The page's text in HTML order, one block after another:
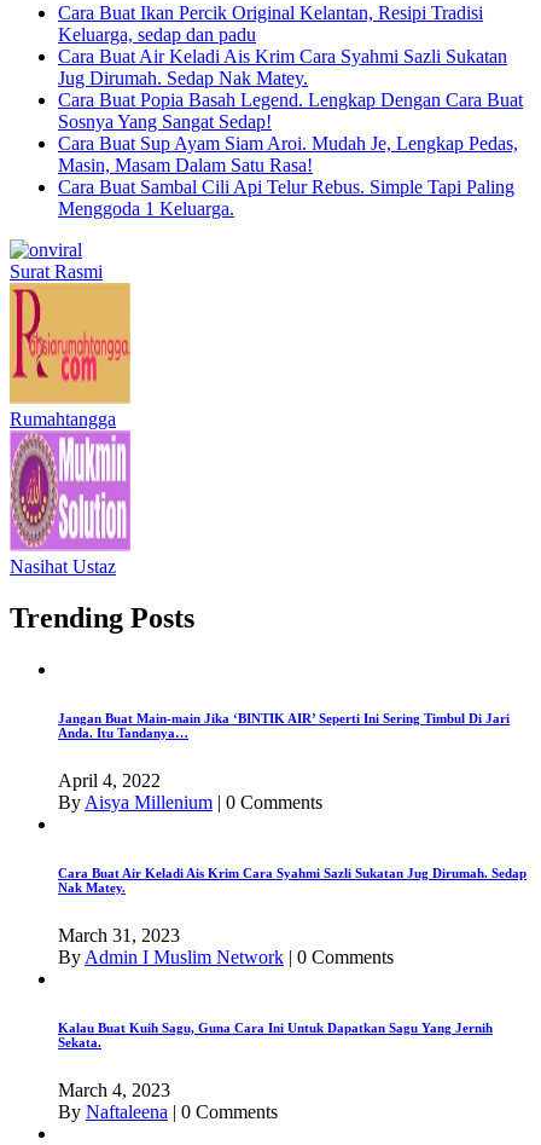
Cara Buat Ikan Percik Original Kelantan, Resipi Tradisi
Keluarga, sedap dan padu
Cara Buat Air Keladi Ais Krim Cara Syahmi Sazli Sukatan
Jug Dirumah. Sedap Nak Matey.
Cara Buat Popia Basah Legend. Lengkap Dengan Cara Buat
Sosnya Yang Sangat Sedap!
Cara Buat Sup Ayam Siam Aroi. Mudah Je, Lengkap Pedas,
Masin, Masam Dalam Satu Rasa!
Cara Buat Sambal Cili Api Telur Rebus. Simple Tapi Paling
Menggoda 1 Keluarga.
Surat Rasmi
Rumahtangga
Nasihat Ustaz
Trending Posts
Jangan Buat Main-main Jika ‘BINTIK AIR’ Seperti Ini Sering Timbul Di Jari
Anda. Itu Tandanya…
April 4, 2022
By Aisya Millenium | 0 Comments
Cara Buat Air Keladi Ais Krim Cara Syahmi Sazli Sukatan Jug Dirumah. Sedap
Nak Matey.
March 31, 2023
By Admin I Muslim Network | 0 Comments
Kalau Buat Kuih Sagu, Guna Cara Ini Untuk Dapatkan Sagu Yang Jernih
Sekata.
March 4, 2023
By Naftaleena | 0 Comments